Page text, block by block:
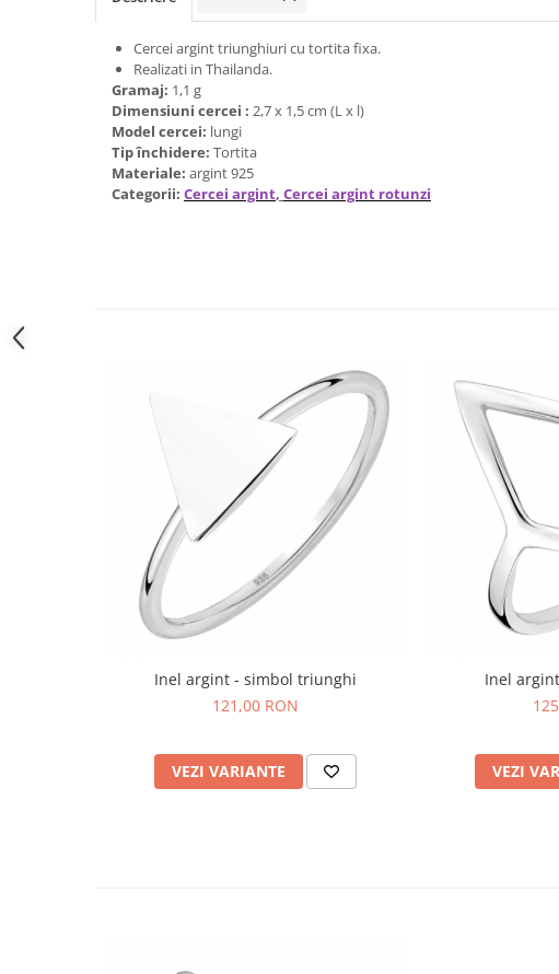
Bijuterii onix
Bijuterii peridot
Bijuterii perle
Bijuterii piatra lunii
Bijuterii piatra soarelui
Bijuterii sidef si abalone
Bijuterii turmaline
Bijuterii morganit
Cercei argint triunghiuri cu tortita fixa.
Realizati in Thailanda.
Gramaj: 1,1 g
Dimensiuni cercei : 2,7 x 1,5 cm (L x l)
Model cercei: lungi
Tip închidere: Tortita
Materiale: argint 925
Categorii: Cercei argint, Cercei argint rotunzi
Inel argint - simbol triunghi
121,00 RON
VEZI VARIANTE
Inel
VEZI